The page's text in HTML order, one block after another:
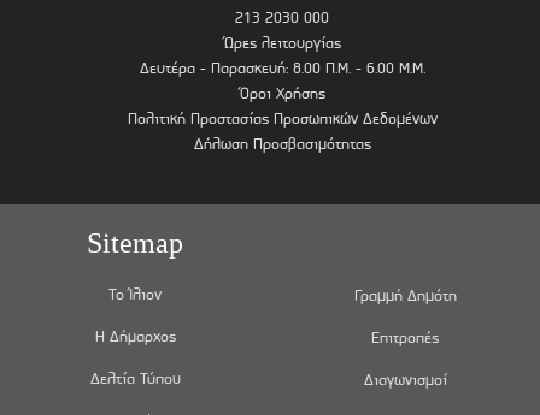
213 2030 000
Ώρες λειτουργίας
Δευτέρα - Παρασκευή: 8.00 Π.Μ. - 6.00 Μ.Μ.
Όροι Χρήσης
Πολιτική Προστασίας Προσωπικών Δεδομένων
Δήλωση Προσβασιμότητας
Sitemap
Το Ίλιον
Η Δήμαρχος
Δελτία Τύπου
Γραμμή Δημότη
Επιτροπές
Διαγωνισμοί